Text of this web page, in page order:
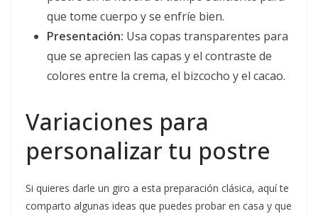
que tome cuerpo y se enfríe bien.
Presentación: Usa copas transparentes para
que se aprecien las capas y el contraste de
colores entre la crema, el bizcocho y el cacao.
Variaciones para
personalizar tu postre
Si quieres darle un giro a esta preparación clásica, aquí te
comparto algunas ideas que puedes probar en casa y que